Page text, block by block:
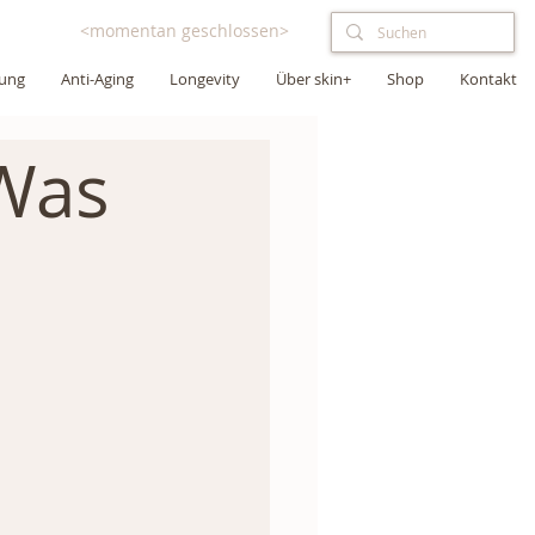
<momentan geschlossen>
Anti-Aging Longevity Über skin+ Shop Kontakt